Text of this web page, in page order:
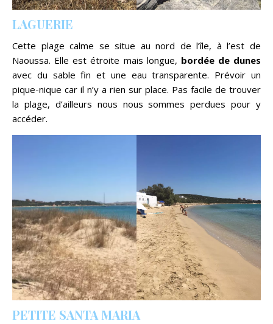
LAGUERIE
Cette plage calme se situe au nord de l’île, à l’est de
Naoussa. Elle est étroite mais longue, bordée de dunes
avec du sable fin et une eau transparente. Prévoir un
pique-nique car il n’y a rien sur place. Pas facile de trouver
la plage, d’ailleurs nous nous sommes perdues pour y
accéder.
PETITE SANTA MARIA